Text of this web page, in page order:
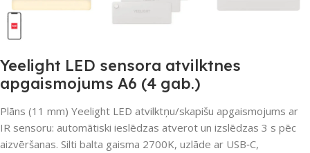
Yeelight LED sensora atvilktnes
apgaismojums A6 (4 gab.)
Plāns (11 mm) Yeelight LED atvilktņu/skapišu apgaismojums ar
IR sensoru: automātiski ieslēdzas atverot un izslēdzas 3 s pēc
aizvēršanas. Silti balta gaisma 2700K, uzlāde ar USB‑C,